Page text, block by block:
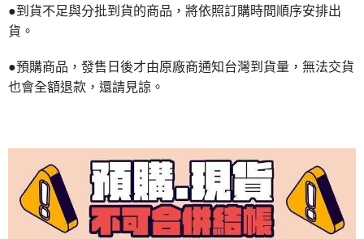
●到貨不足與分批到貨的商品，將依照訂購時間順序安排出
貨。
●預購商品，發售日後才由原廠商通知台灣到貨量，無法交貨
也會全額退款，還請見諒。